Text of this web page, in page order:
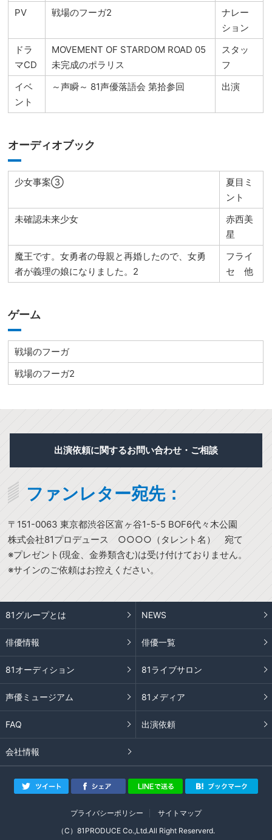
PV
戦場のフーガ2
ナレー
ション
ドラ
マCD
MOVEMENT OF STARDOM ROAD 05
未完成のポラリス
スタッ
フ
イベ
ント
～声瞬～ 81声優落語会 第拾参回 出演
オーディオブック
少女事案③
夏目ミ
ント
未確認未来少女
赤西美
星
魔王です。女勇者の母親と再婚したので、女勇
者が義理の娘になりました。2
フライ
セ 他
ゲーム
戦場のフーガ
戦場のフーガ2
出演依頼に関するお問い合わせ・ご相談
ファンレター宛先：
〒151-0063 東京都渋谷区富ヶ谷1-5-5 BOF6代々木公園
株式会社81プロデュース ○○○○（タレント名） 宛て
※プレゼント(現金、金券類含む)は受け付けておりません。
※サインのご依頼はお控えください。
81グループとは NEWS
俳優情報 俳優一覧
81オーディション 81ライブサロン
声優ミュージアム 81メディア
FAQ 出演依頼
会社情報
プライバシーポリシー
サイトマップ
（C）81PRODUCE Co.,Ltd.All Right Reserverd.